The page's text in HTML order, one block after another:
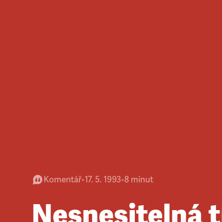
Komentář•17. 5. 1993•8 minut
Nesnesitelná